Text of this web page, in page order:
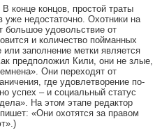
концов, простой траты
уже недостаточно. Охотники на
большое удовольствие от
и количество пойманных
заполнение метки является
предположил Кили, они не злые,
Они переходят от
где удовлетворение по-
успех – и социальный статус
На этом этапе редактор
«Они охотятся за правом